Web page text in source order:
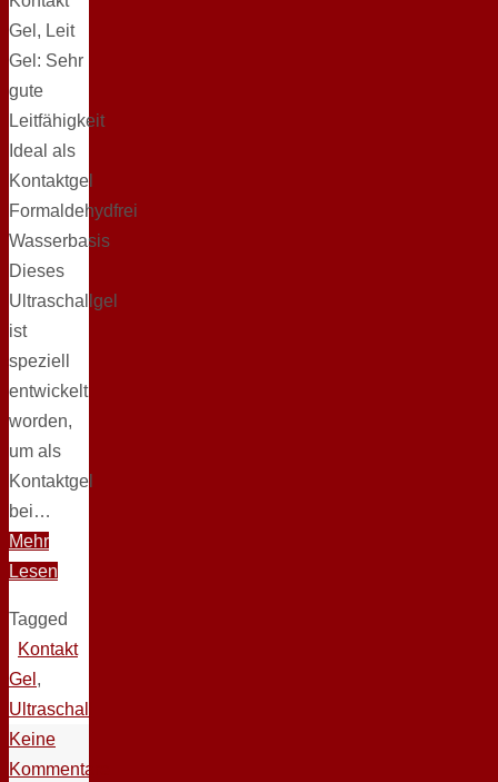
Gel, Leit
Gel: Sehr
gute
Leitfähigkeit
Ideal als
Kontaktgel
Formaldehydfrei
Wasserbasis
Dieses
Ultraschallgel
ist
speziell
entwickelt
worden,
um als
Kontaktgel
bei…
Mehr
Lesen
Tagged
Kontakt
Gel ,
Ultraschall
Keine
Kommentare